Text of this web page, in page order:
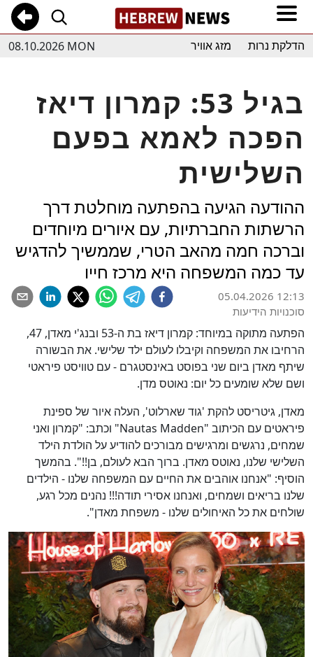
08.10.2026 MON הדלקת נרות מזג אוויר
בגיל 53: קמרון דיאז
הפכה לאמא בפעם
השלישית
ההודעה הגיעה בהפתעה מוחלטת דרך
הרשתות החברתיות, עם איורים מיוחדים
וברכה חמה מהאב הטרי, שממשיך להדגיש
עד כמה המשפחה היא מרכז חייו
05.04.2026 12:13
סוכנויות הידיעות
הפתעה מתוקה במיוחד: קמרון דיאז בת ה-53 ובנג'י מאדן, 47,
הרחיבו את המשפחה וקיבלו לעולם ילד שלישי. את הבשורה
שיתף מאדן ביום שני בפוסט באינסטגרם - עם טוויסט פיראטי
ושם שלא שומעים כל יום: נאוטס מדן.
מאדן, גיטריסט להקת 'גוד שארלוט', העלה איור של ספינת
פיראטים עם הכיתוב "Nautas Madden" וכתב: "קמרון ואני
שמחים, נרגשים ומרגישים מבורכים להודיע על הולדת הילד
השלישי שלנו, נאוטס מאדן. ברוך הבא לעולם, בן!!". בהמשך
הוסיף: "אנחנו אוהבים את החיים עם המשפחה שלנו - הילדים
שלנו בריאים ושמחים, ואנחנו אסירי תודה!!! נהנים מכל רגע,
שולחים את כל האיחולים שלנו - משפחת מאדן".